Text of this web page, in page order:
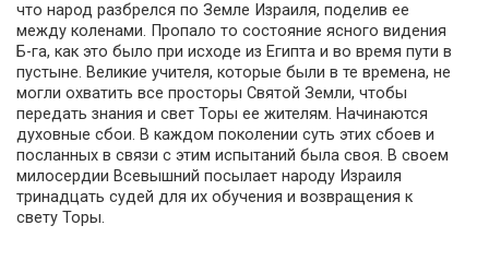
что народ разбрелся по Земле Израиля, поделив ее
между коленами. Пропало то состояние ясного видения
Б-га, как это было при исходе из Египта и во время пути в
пустыне. Великие учителя, которые были в те времена, не
могли охватить все просторы Святой Земли, чтобы
передать знания и свет Торы ее жителям. Начинаются
духовные сбои. В каждом поколении суть этих сбоев и
посланных в связи с этим испытаний была своя. В своем
милосердии Всевышний посылает народу Израиля
тринадцать судей для их обучения и возвращения к
свету Торы.